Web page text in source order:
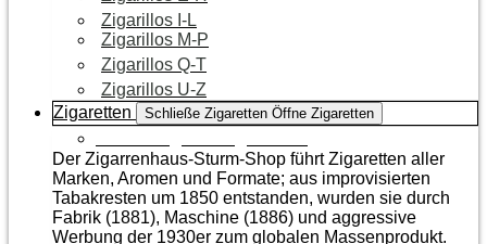
Zigarillos I-L
Zigarillos M-P
Zigarillos Q-T
Zigarillos U-Z
Zigaretten
Schließe Zigaretten Öffne Zigaretten
Der Zigarrenhaus-Sturm-Shop führt Zigaretten aller
Marken, Aromen und Formate; aus improvisierten
Tabakresten um 1850 entstanden, wurden sie durch
Fabrik (1881), Maschine (1886) und aggressive
Werbung der 1930er zum globalen Massenprodukt.